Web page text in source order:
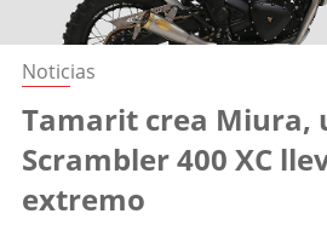
Noticias
Tamarit crea Miura,
Scrambler 400 XC
extremo